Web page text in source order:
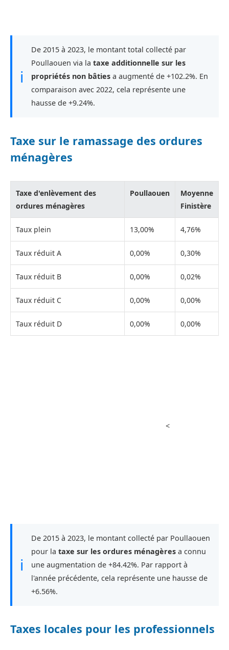
ℹ
De 2015 à 2023, le montant total collecté par
Poullaouen via la taxe additionnelle sur les
propriétés non bâties a augmenté de +102.2%. En
comparaison avec 2022, cela représente une
hausse de +9.24%.
Taxe sur le ramassage des ordures
ménagères
Taxe d'enlèvement des
ordures ménagères
Poullaouen
Moyenne
Finistère
Taux plein 13,00% 4,76%
Taux réduit A 0,00% 0,30%
Taux réduit B 0,00% 0,02%
Taux réduit C 0,00% 0,00%
Taux réduit D 0,00% 0,00%
<
ℹ
De 2015 à 2023, le montant collecté par Poullaouen
pour la taxe sur les ordures ménagères a connu
une augmentation de +84.42%. Par rapport à
l'année précédente, cela représente une hausse de
+6.56%.
Taxes locales pour les professionnels